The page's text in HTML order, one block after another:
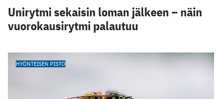
Unirytmi sekaisin loman jälkeen – näin
vuorokausirytmi palautuu
HYÖNTEISEN PISTO